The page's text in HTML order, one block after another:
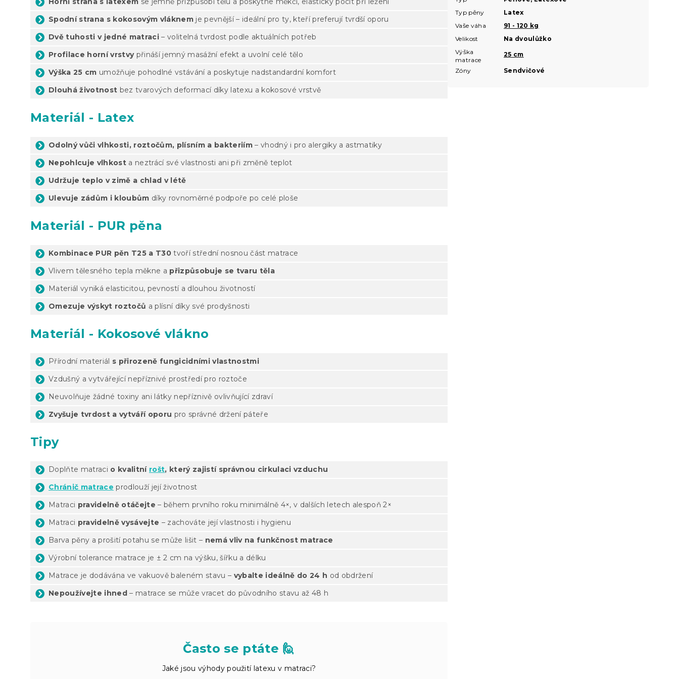
Spodní strana s kokosovým vláknem je pevnější – ideální pro ty, kteří preferují tvrdší oporu
Dvě tuhosti v jedné matraci – volitelná tvrdost podle aktuálních potřeb
Profilace horní vrstvypřináší jemný masážní efekt a uvolní celé tělo
Výška 25 cm umožňuje pohodlné vstávání a poskytuje nadstandardní komfort
Dlouhá životnost bez tvarových deformací díky latexu a kokosové vrstvě
Materiál - Latex
Odolný vůči vlhkosti, roztočům, plísním a bakteriím – vhodný i pro alergiky a astmatiky
Nepohlcuje vlhkost a neztrácí své vlastnosti ani při změně teplot
Udržuje teplo v zimě a chlad v létě
Ulevuje zádům i kloubům díky rovnoměrné podpoře po celé ploše
Materiál - PUR pěna
Kombinace PUR pěn T25 a T30 tvoří střední nosnou část matrace
Vlivem tělesného tepla měkne a přizpůsobuje se tvaru těla
Materiál vyniká elasticitou, pevností a dlouhou životností
Omezuje výskyt roztočů a plísní díky své prodyšnosti
Materiál - Kokosové vlákno
Přírodní materiál s přirozeně fungicidními vlastnostmi
Vzdušný a vytvářející nepříznivé prostředí pro roztoče
Neuvolňuje žádné toxiny ani látky nepříznivě ovlivňující zdraví
Zvyšuje tvrdost a vytváří oporu pro správné držení páteře
Tipy
Doplňte matraci o kvalitní rošt, který zajistí správnou cirkulaci vzduchu
Chránič matrace prodlouží její životnost
Matraci pravidelně otáčejte – během prvního roku minimálně 4×, v dalších letech alespoň 2×
Matraci pravidelně vysávejte – zachováte její vlastnosti i hygienu
Barva pěny a prošití potahu se může lišit – nemá vliv na funkčnost matrace
Výrobní tolerance matrace je ± 2 cm na výšku, šířku a délku
Matrace je dodávána ve vakuově baleném stavu – vybalte ideálně do 24 h od obdržení
Nepoužívejte ihned – matrace se může vracet do původního stavu až 48 h
Často se ptáte 🙋
Jaké jsou výhody použití latexu v matraci?
Typ pěny
Latex
Vaše váha
91 - 120 kg
Velikost
Na dvoulůžko
Výška
matrace
25 cm
Zóny Sendvičové